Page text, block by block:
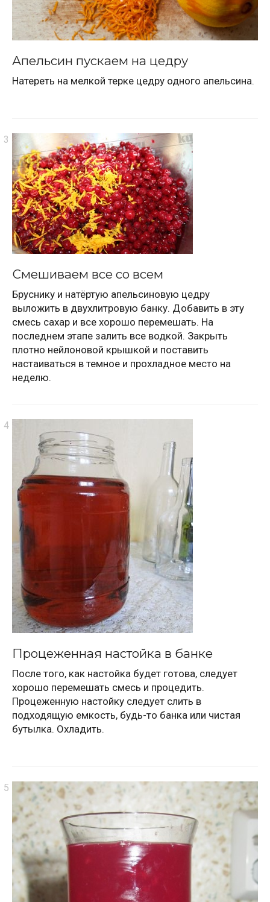
Апельсин пускаем на цедру
Натереть на мелкой терке цедру одного апельсина.
Смешиваем все со всем
Бруснику и натёртую апельсиновую цедру
выложить в двухлитровую банку. Добавить в эту
смесь сахар и все хорошо перемешать. На
последнем этапе залить все водкой. Закрыть
плотно нейлоновой крышкой и поставить
настаиваться в темное и прохладное место на
неделю.
Процеженная настойка в банке
После того, как настойка будет готова, следует
хорошо перемешать смесь и процедить.
Процеженную настойку следует слить в
подходящую емкость, будь-то банка или чистая
бутылка. Охладить.